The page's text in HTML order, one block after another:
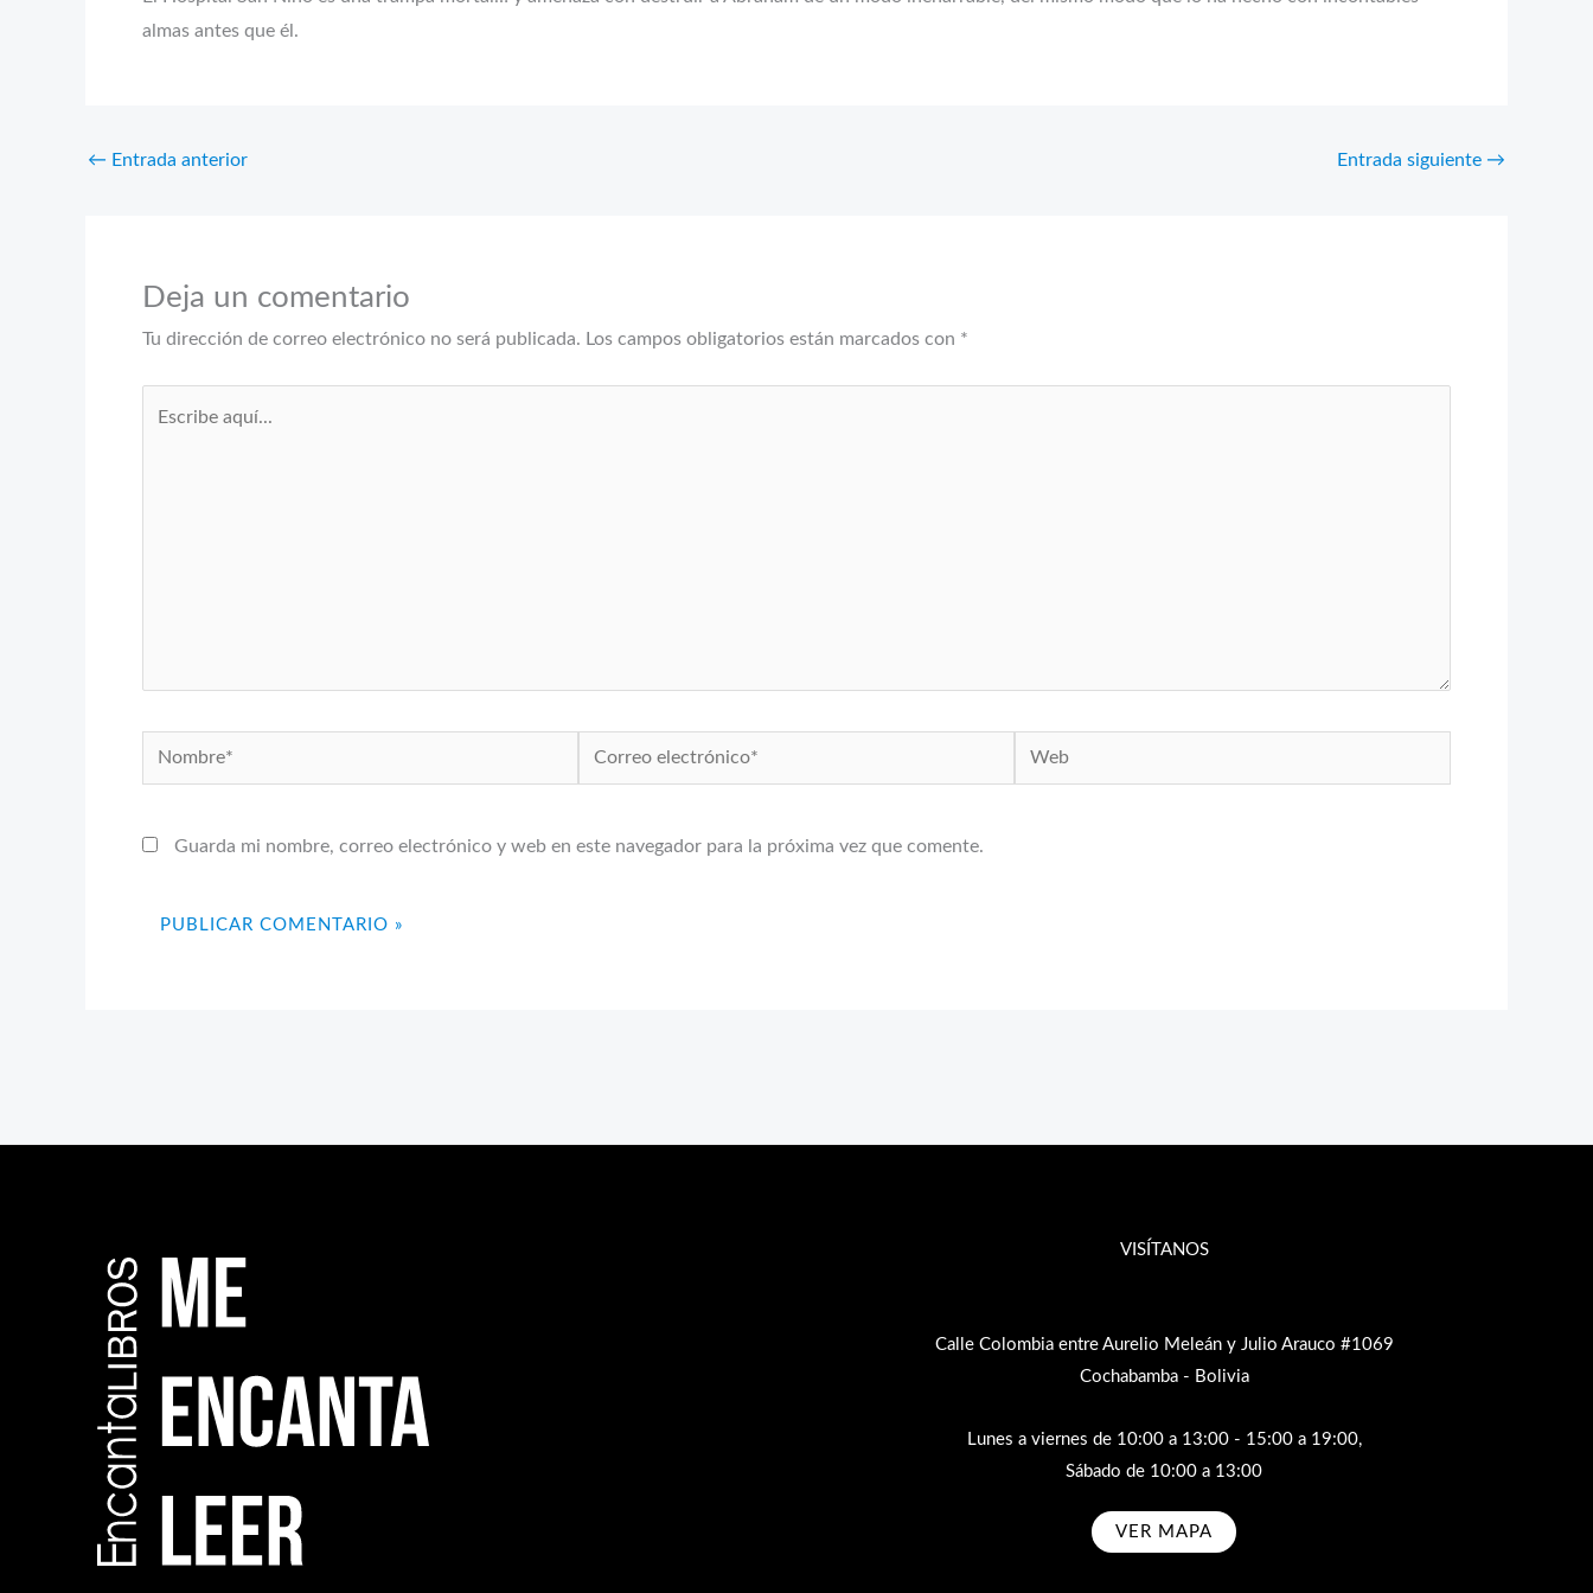
almas antes que él.
← Entrada anterior Entrada siguiente →
Deja un comentario
Tu dirección de correo electrónico no será publicada. Los campos obligatorios están marcados con *
Nombre*
Correo
electrónico*
Web
Guarda mi nombre, correo electrónico y web en este navegador para la próxima vez que comente.
VISÍTANOS
Calle Colombia entre Aurelio Meleán y Julio Arauco #1069
Cochabamba - Bolivia
Lunes a viernes de 10:00 a 13:00 - 15:00 a 19:00,
Sábado de 10:00 a 13:00
VER MAPA